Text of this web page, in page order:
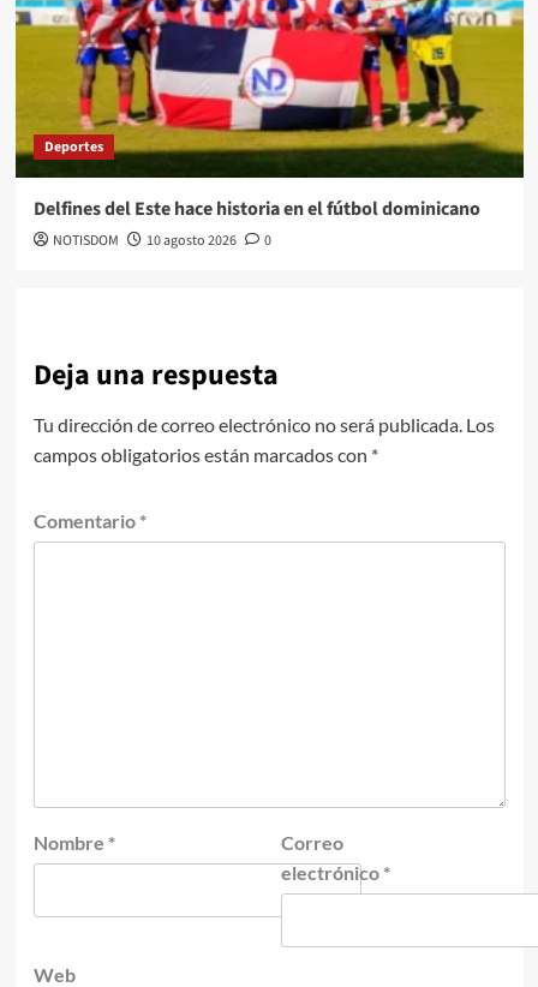
Deportes
Delfines del Este hace historia en el fútbol dominicano
NOTISDOM 10 agosto 2026 0
Deja una respuesta
Tu dirección de correo electrónico no será publicada. Los
campos obligatorios están marcados con *
Comentario *
Nombre *
Correo
electrónico *
Web